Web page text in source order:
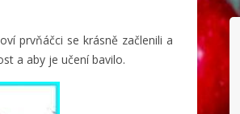
prvňáčci se krásně začlenili a
a aby je učení bavilo.